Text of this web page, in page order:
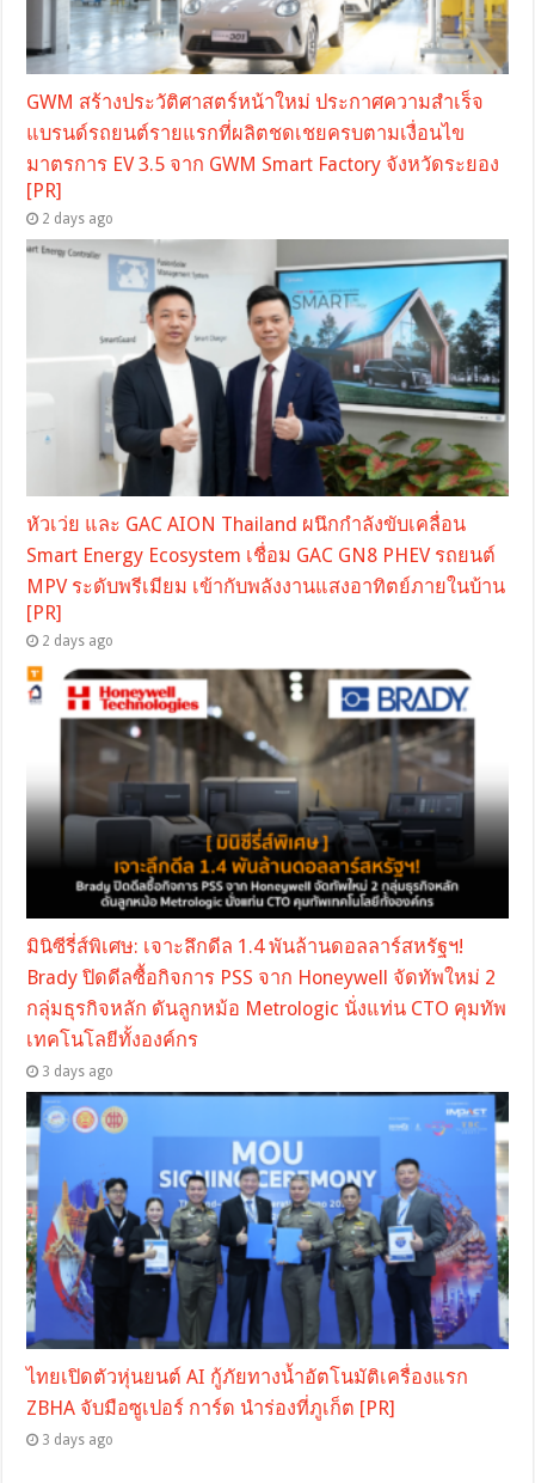
GWM สร้างประวัติศาสตร์หน้าใหม่ ประกาศความสำเร็จ
แบรนด์รถยนต์รายแรกที่ผลิตชดเชยครบตามเงื่อนไข
มาตรการ EV 3.5 จาก GWM Smart Factory จังหวัดระยอง
[PR]
2 days ago
หัวเว่ย และ GAC AION Thailand ผนึกกำลังขับเคลื่อน
Smart Energy Ecosystem เชื่อม GAC GN8 PHEV รถยนต์
MPV ระดับพรีเมียม เข้ากับพลังงานแสงอาทิตย์ภายในบ้าน
[PR]
2 days ago
มินิซีรี่ส์พิเศษ: เจาะลึกดีล 1.4 พันล้านดอลลาร์สหรัฐฯ!
Brady ปิดดีลซื้อกิจการ PSS จาก Honeywell จัดทัพใหม่ 2
กลุ่มธุรกิจหลัก ดันลูกหม้อ Metrologic นั่งแท่น CTO คุมทัพ
เทคโนโลยีทั้งองค์กร
3 days ago
ไทยเปิดตัวหุ่นยนต์ AI กู้ภัยทางน้ำอัตโนมัติเครื่องแรก
ZBHA จับมือซูเปอร์ การ์ด นำร่องที่ภูเก็ต [PR]
3 days ago